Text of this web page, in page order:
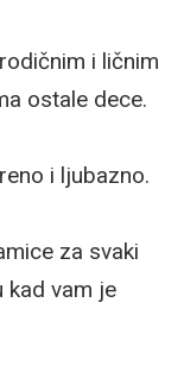
i ličnim
ostale dece.
i ljubazno.
za svaki
kad vam je